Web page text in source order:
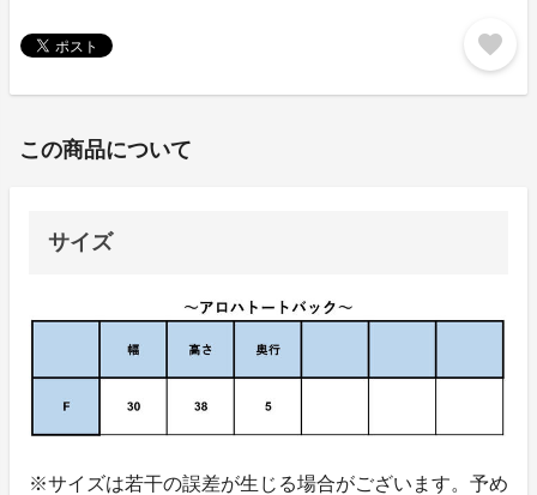
favorite
この商品について
サイズ
※サイズは若干の誤差が生じる場合がございます。予め